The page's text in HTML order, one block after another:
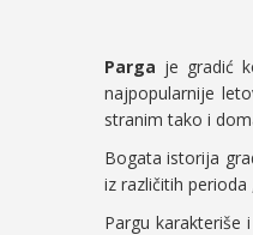
Parga je gradić
najpopularnije
stranim tako i
Bogata istorija
iz različitih
Pargu karakteriše